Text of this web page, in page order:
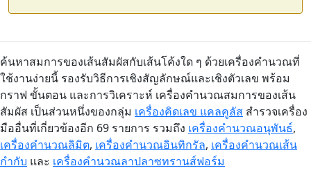
ค้นหาสมการของเส้นสัมผัสกับเส้นโค้งใด ๆ ด้วยเครื่องคำนวณที่
ใช้งานง่ายนี้ รองรับวิธีการเชิงสัญลักษณ์และเชิงตัวเลข พร้อม
กราฟ ขั้นตอน และการวิเคราะห์ เครื่องคำนวณสมการของเส้น
สัมผัส เป็นส่วนหนึ่งของกลุ่ม เครื่องคิดเลข แคลคูลัส สำรวจเครื่อง
มืออื่นที่เกี่ยวข้องอีก 69 รายการ รวมถึง เครื่องคำนวณอนุพันธ์,
เครื่องคำนวณลิมิต, เครื่องคำนวณอินทิกรัล, เครื่องคำนวณเส้น
กำกับ และ เครื่องคำนวณลาปลาซทรานส์ฟอร์ม